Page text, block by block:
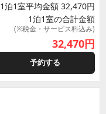
1泊1室平均金額 32,470円
1泊1室の合計金額
(※税金・サービス料込み)
32,470円
予約する